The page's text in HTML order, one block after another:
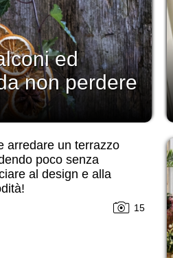
ed
non perdere
arredare un terrazzo
poco senza
al design e alla
15